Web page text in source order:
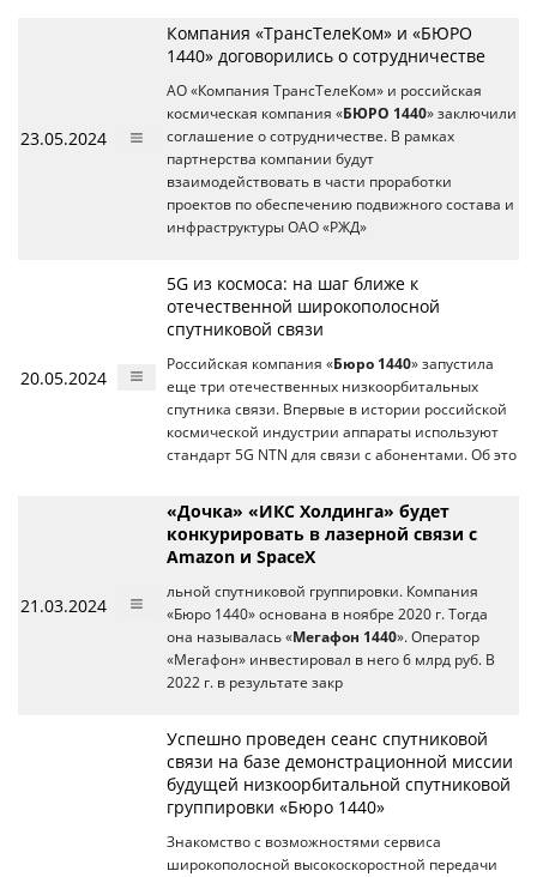
23.05.2024
Компания «ТрансТелеКом» и «БЮРО
1440» договорились о сотрудничестве
АО «Компания ТрансТелеКом» и российская
космическая компания «БЮРО 1440» заключили
соглашение о сотрудничестве. В рамках
партнерства компании будут
взаимодействовать в части проработки
проектов по обеспечению подвижного состава и
инфраструктуры ОАО «РЖД»
20.05.2024
5G из космоса: на шаг ближе к
отечественной широкополосной
спутниковой связи
Российская компания «Бюро 1440» запустила
еще три отечественных низкоорбитальных
спутника связи. Впервые в истории российской
космической индустрии аппараты используют
стандарт 5G NTN для связи с абонентами. Об это
21.03.2024
«Дочка» «ИКС Холдинга» будет
конкурировать в лазерной связи с
Amazon и SpaceX
льной спутниковой группировки. Компания
«Бюро 1440» основана в ноябре 2020 г. Тогда
она называлась «Мегафон 1440». Оператор
«Мегафон» инвестировал в него 6 млрд руб. В
2022 г. в результате закр
Успешно проведен сеанс спутниковой
связи на базе демонстрационной миссии
будущей низкоорбитальной спутниковой
группировки «Бюро 1440»
Знакомство с возможностями сервиса
широкополосной высокоскоростной передачи